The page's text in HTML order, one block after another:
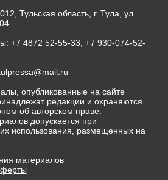
Тульская область, г. Тула, ул.
+7 4872 52-55-33, +7 930-074-52-
опубликованные на сайте
редакции и охраняются
об авторском праве.
допускается при
использования, размещенных на
материалов